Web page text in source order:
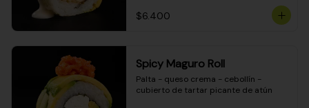
$6.400
Spicy Maguro Roll
Palta - queso crema - cebollín -
cubierto de tartar picante de atún